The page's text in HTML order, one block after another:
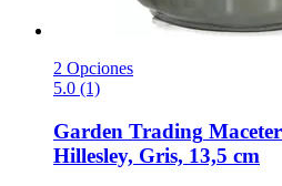
2 Opciones
5.0 (1)
Garden Trading
Hillesley, Gris, 13,5 cm